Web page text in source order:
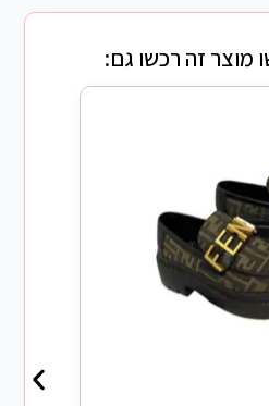
מוצר זה רכשו גם: